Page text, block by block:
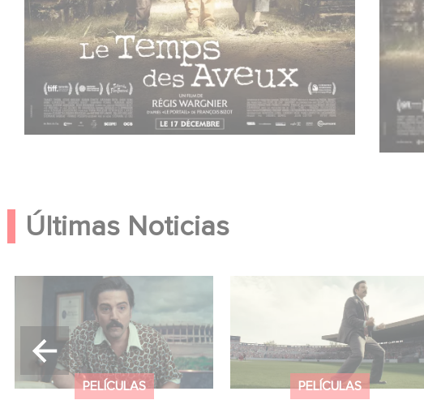
Últimas Noticias
PELÍCULAS
México 86 ya está
disponible en Netflix
PELÍCULAS
Mexico 86: descubre el
tráiler de la nueva
producción de Gaumont
USA